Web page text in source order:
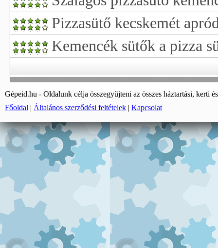
Pizzasütő kecskemét
Kemencék sütők a pizza
Gépeid.hu - Oldalunk célja összegyűjteni az összes háztartási, kerti
Főoldal | Általános szerződési feltételek | Kapcsolat